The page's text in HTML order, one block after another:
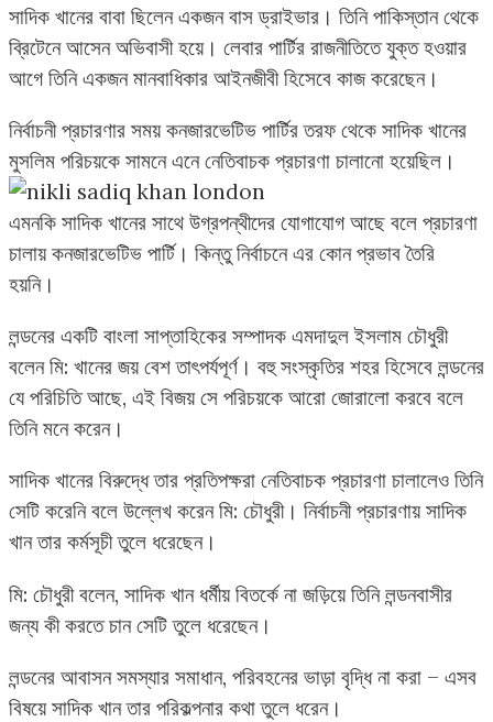
সাদিক খানের বাবা ছিলেন একজন বাস ড্রাইভার। তিনি পাকিস্তান থেকে
ব্রিটেনে আসেন অভিবাসী হয়ে। লেবার পার্টির রাজনীতিতে যুক্ত হওয়ার
আগে তিনি একজন মানবাধিকার আইনজীবী হিসেবে কাজ করেছেন।
নির্বাচনী প্রচারণার সময় কনজারভেটিভ পার্টির তরফ থেকে সাদিক খানের
মুসলিম পরিচয়কে সামনে এনে নেতিবাচক প্রচারণা চালানো হয়েছিল।
এমনকি সাদিক খানের সাথে উগ্রপন্থীদের যোগাযোগ আছে বলে প্রচারণা
চালায় কনজারভেটিভ পার্টি। কিন্তু নির্বাচনে এর কোন প্রভাব তৈরি
হয়নি।
লন্ডনের একটি বাংলা সাপ্তাহিকের সম্পাদক এমদাদুল ইসলাম চৌধুরী
বলেন মি: খানের জয় বেশ তাৎপর্যপূর্ণ। বহু সংস্কৃতির শহর হিসেবে লন্ডনের
যে পরিচিতি আছে, এই বিজয় সে পরিচয়কে আরো জোরালো করবে বলে
তিনি মনে করেন।
সাদিক খানের বিরুদ্ধে তার প্রতিপক্ষরা নেতিবাচক প্রচারণা চালালেও তিনি
সেটি করেনি বলে উল্লেখ করেন মি: চৌধুরী। নির্বাচনী প্রচারণায় সাদিক
খান তার কর্মসূচী তুলে ধরেছেন।
মি: চৌধুরী বলেন, সাদিক খান ধর্মীয় বিতর্কে না জড়িয়ে তিনি লন্ডনবাসীর
জন্য কী করতে চান সেটি তুলে ধরেছেন।
লন্ডনের আবাসন সমস্যার সমাধান, পরিবহনের ভাড়া বৃদ্ধি না করা – এসব
বিষয়ে সাদিক খান তার পরিকল্পনার কথা তুলে ধরেন।